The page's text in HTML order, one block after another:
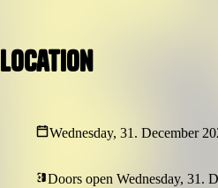
Location
Wednesday, 31. December
Doors open Wednesday, 31.